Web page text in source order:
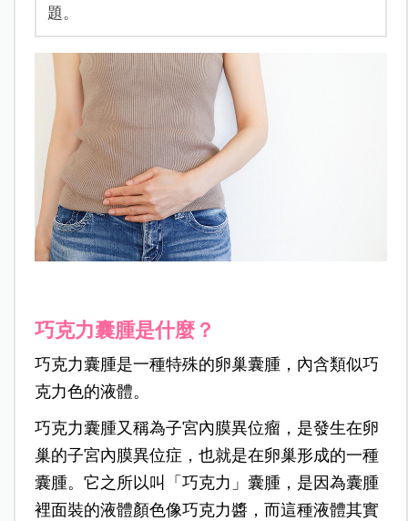
題。
巧克力囊腫是什麼？
巧克力囊腫是一種特殊的卵巢囊腫，內含類似巧
克力色的液體。
巧克力囊腫又稱為子宮內膜異位瘤，是發生在卵
巢的子宮內膜異位症，也就是在卵巢形成的一種
囊腫。它之所以叫「巧克力」囊腫，是因為囊腫
裡面裝的液體顏色像巧克力醬，而這種液體其實